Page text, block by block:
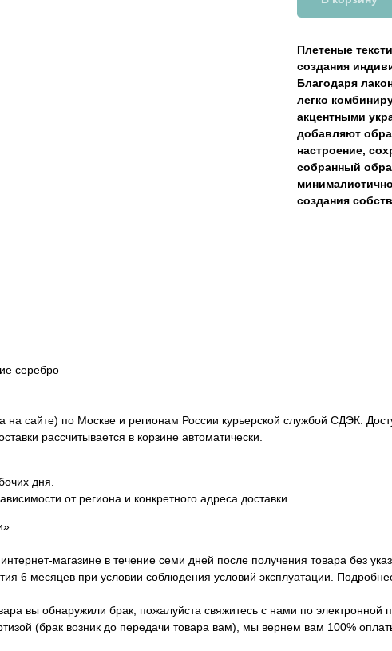
Плетеные
создания
Благодаря
легко
акцентными
добавляют
настроение,
собранный
создания
серебро
сайте) по Москве и регионам России курьерской службой СДЭК.
рассчитывается в корзине автоматически.
дня.
от региона и конкретного адреса доставки.
магазине в течение семи дней после получения товара без
6 месяцев при условии соблюдения условий эксплуатации.
вы обнаружили брак, пожалуйста свяжитесь с нами по электронной
(брак возник до передачи товара вам), мы вернем вам 100%